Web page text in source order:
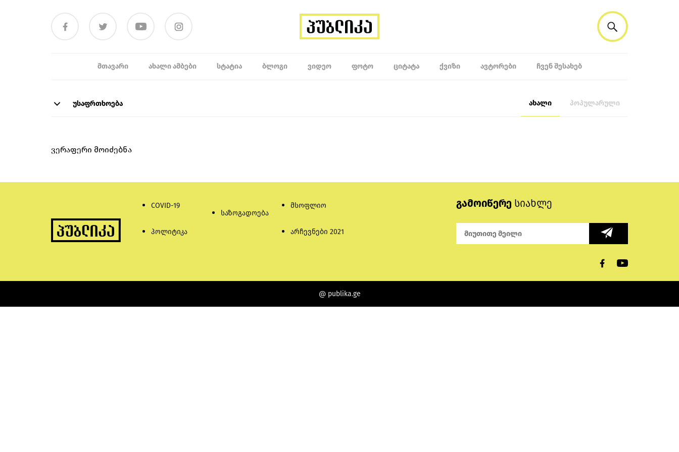
ᲛᲗᲐᲕᲐᲠᲘ ᲐᲮᲐᲚᲘ ᲐᲛᲑᲔᲑᲘ ᲡᲢᲐᲢᲘᲐ ᲑᲚᲝᲒᲘ ᲕᲘᲓᲔᲝ ᲤᲝᲢᲝ ᲪᲘᲢᲐᲢᲐ ᲥᲕᲘᲖᲘ ᲐᲕᲢᲝᲠᲔᲑᲘ ᲩᲕᲔᲜ ᲨᲔᲡᲐᲮᲔᲑ
უსაფრთხოება ახალი პოპულარული
ვერაფერი მოიძებნა
COVID-19
პოლიტიკა
საზოგადოება
მსოფლიო
არჩევნები 2021
გამოიწერე სიახლე
@ publika.ge